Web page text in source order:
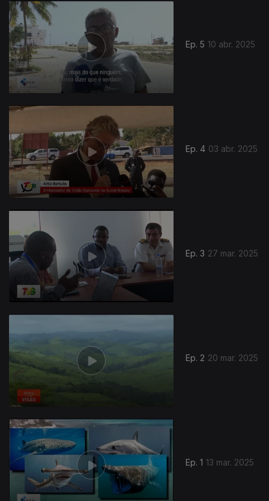
Ep. 5 10 abr. 2025
Ep. 4 03 abr. 2025
Ep. 3 27 mar. 2025
Ep. 2 20 mar. 2025
Ep. 1 13 mar. 2025